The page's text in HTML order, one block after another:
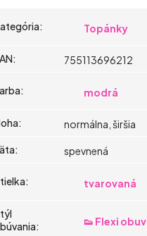
: Topánky
: 755113696212
: modrá
:
normálna, širšia
: spevnená
: tvarovaná
: 👟 Flexi